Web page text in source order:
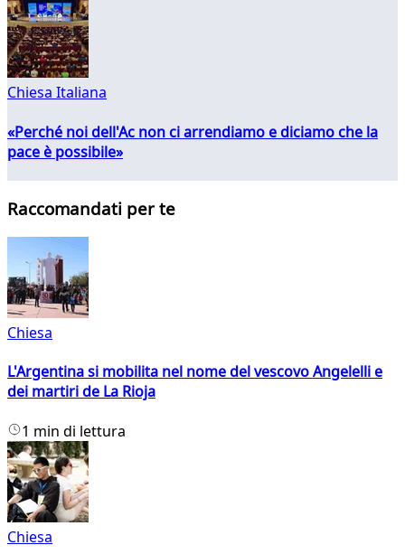
Chiesa Italiana
«Perché noi dell'Ac non ci arrendiamo e diciamo che la
pace è possibile»
Raccomandati per te
Chiesa
L'Argentina si mobilita nel nome del vescovo Angelelli e
dei martiri de La Rioja
1 min di lettura
Chiesa